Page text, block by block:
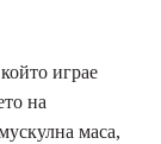
играе
на
маса,